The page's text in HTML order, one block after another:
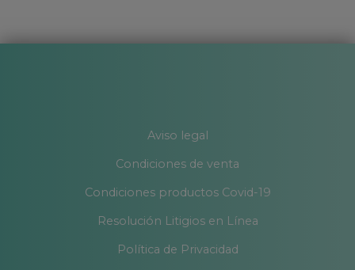
Aviso legal
Condiciones de venta
Condiciones productos Covid-19
Resolución Litigios en Línea
Política de Privacidad